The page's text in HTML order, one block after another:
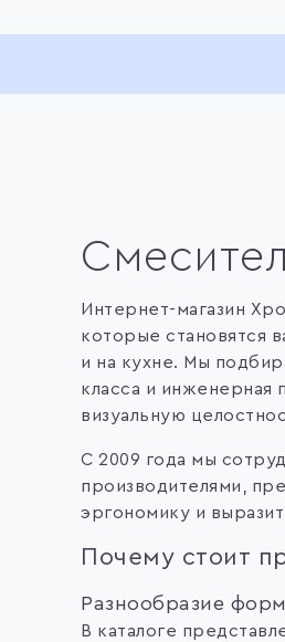
Интернет-магазин
которые становятся
и на кухне. Мы
класса и инженерная
визуальную
С 2009 года мы
производителями,
эргономику и
Почему стоит
Разнообразие
В каталоге